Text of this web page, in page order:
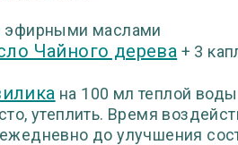
эфирными маслами
Чайного дерева + 3
на 100 мл теплой
утеплить. Время
до улучшения